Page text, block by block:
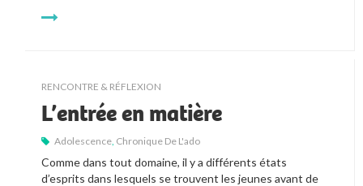
RENCONTRE & RÉFLEXION
L’entrée en matière
Adolescence Chronique De L'ado
Comme dans tout domaine, il y a différents états
d’esprits dans lesquels se trouvent les jeunes avant de